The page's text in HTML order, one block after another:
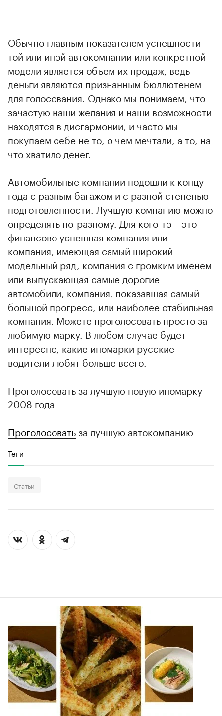
Обычно главным показателем успешности
той или иной автокомпании или конкретной
модели является объем их продаж, ведь
деньги являются признанным бюллютенем
для голосования. Однако мы понимаем, что
зачастую наши желания и наши возможности
находятся в дисгармонии, и часто мы
покупаем себе не то, о чем мечтали, а то, на
что хватило денег.
Автомобильные компании подошли к концу
года с разным багажом и с разной степенью
подготовленности. Лучшую компанию можно
определять по-разному. Для кого-то – это
финансово успешная компания или
компания, имеющая самый широкий
модельный ряд, компания с громким именем
или выпускающая самые дорогие
автомобили, компания, показавшая самый
большой прогресс, или наиболее стабильная
компания. Можете проголосовать просто за
любимую марку. В любом случае будет
интересно, какие иномарки русские
водители любят больше всего.
Проголосовать за лучшую новую иномарку
2008 года
Проголосовать за лучшую автокомпанию
Теги
Статьи